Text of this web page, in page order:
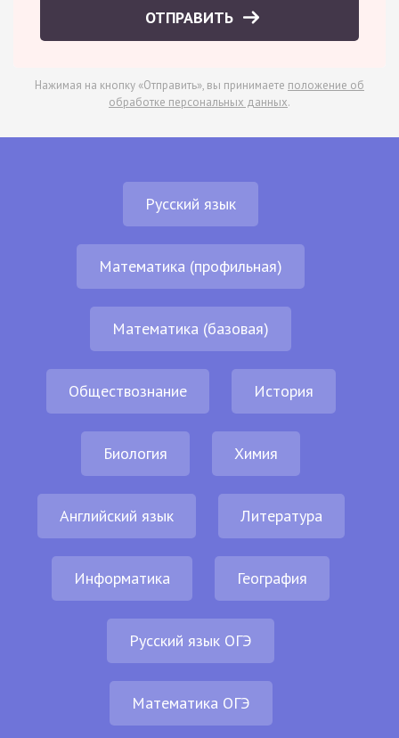
ОТПРАВИТЬ
Нажимая на кнопку «Отправить», вы принимаете положение об
обработке персональных данных.
Русский язык
Математика (профильная)
Математика (базовая)
Обществознание История
Биология Химия
Английский язык Литература
Информатика География
Русский язык ОГЭ
Математика ОГЭ